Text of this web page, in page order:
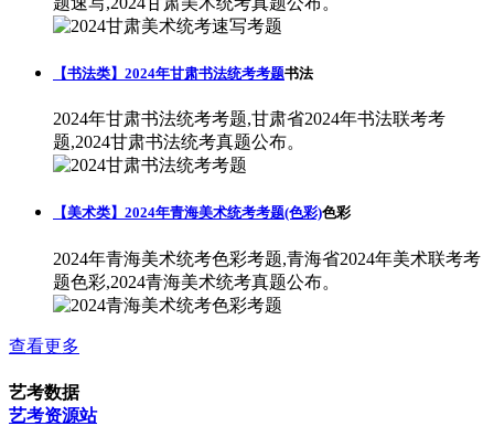
【书法类】2024年甘肃书法统考考题书法
2024年甘肃书法统考考题,甘肃省2024年书法联考考
题,2024甘肃书法统考真题公布。
【美术类】2024年青海美术统考考题(色彩)色彩
2024年青海美术统考色彩考题,青海省2024年美术联考考
题色彩,2024青海美术统考真题公布。
查看更多
艺考数据
艺考资源站